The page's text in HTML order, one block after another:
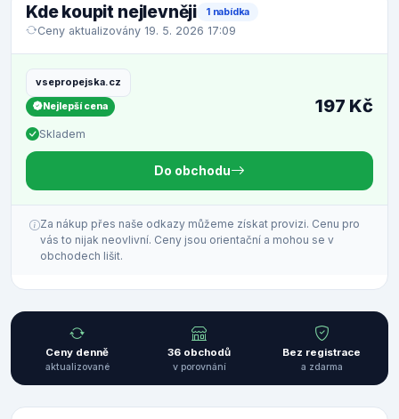
Kde koupit nejlevněji 1 nabídka
Ceny aktualizovány 19. 5. 2026 17:09
vsepropejska.cz
Nejlepší cena
Skladem
197 Kč
Do obchodu
Za nákup přes naše odkazy můžeme získat provizi. Cenu pro
vás to nijak neovlivní. Ceny jsou orientační a mohou se v
obchodech lišit.
Ceny denně
aktualizované
36 obchodů
v porovnání
Bez registrace
a zdarma